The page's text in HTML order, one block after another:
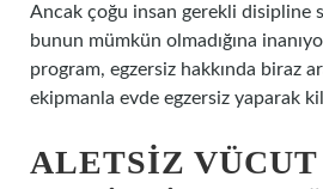
Ancak çoğu insan gerekli disipline
bunun mümkün olmadığına
program, egzersiz hakkında biraz
ekipmanla evde egzersiz yaparak
ALETSIZ VÜCUT